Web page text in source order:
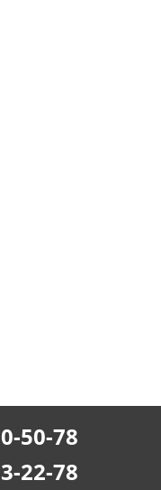
50-78
22-78